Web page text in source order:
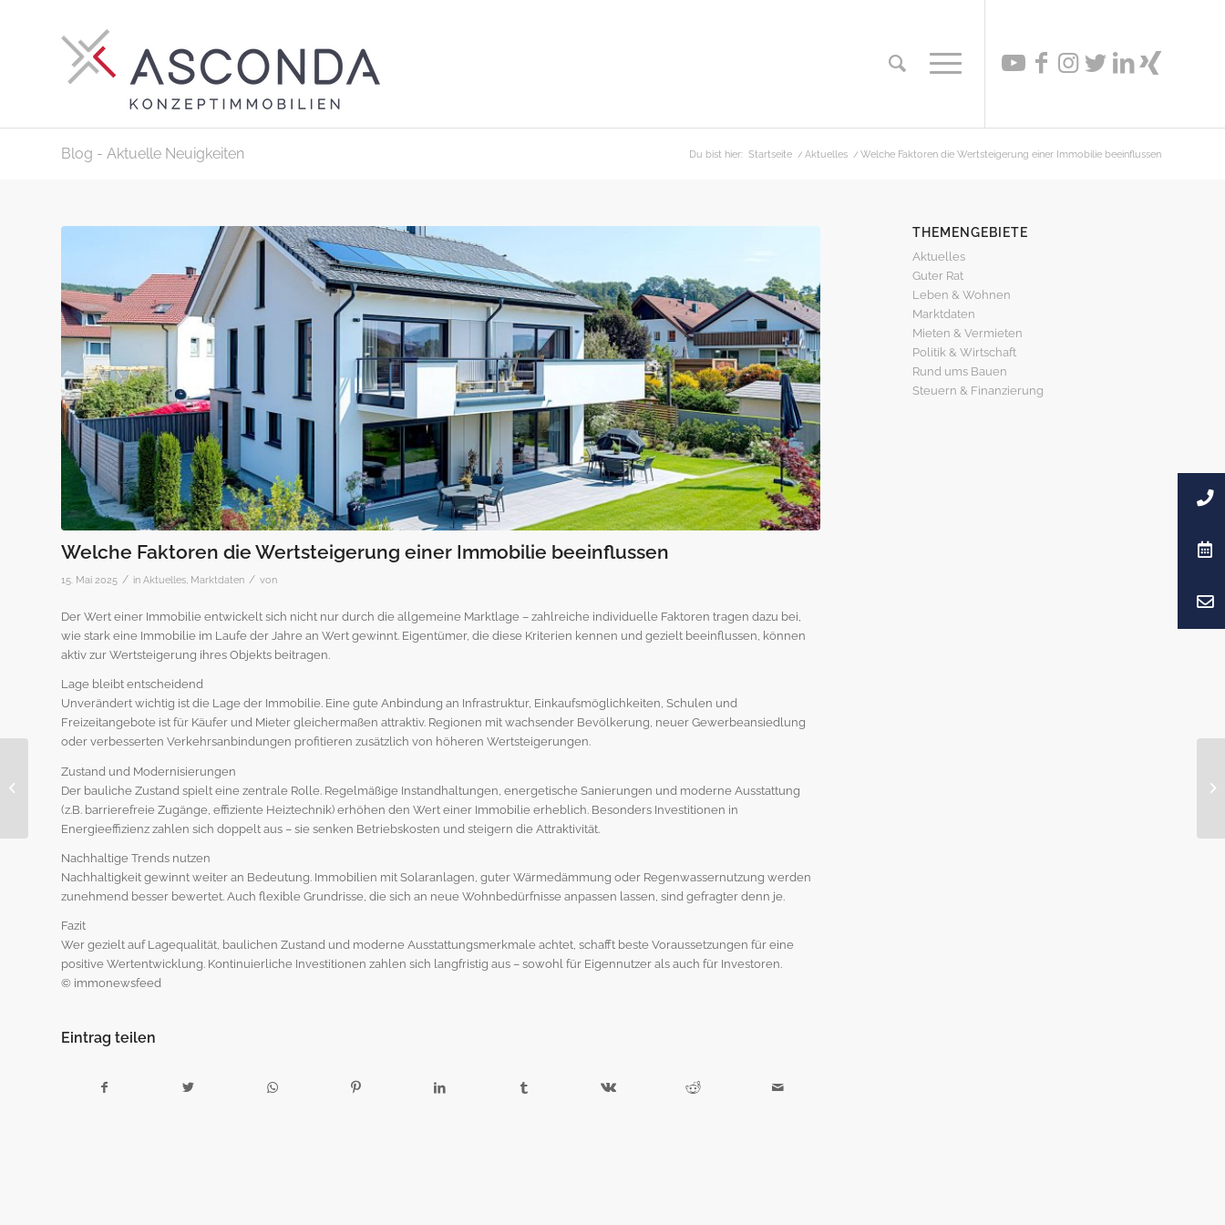
Blog - Aktuelle Neuigkeiten Du bist hier: Startseite / Aktuelles / Welche Faktoren die Wertsteigerung einer Immobilie beeinflussen
Welche Faktoren die Wertsteigerung einer Immobilie beeinflussen
15. Mai 2025 / in Aktuelles Marktdaten / von
Der Wert einer Immobilie entwickelt sich nicht nur durch die allgemeine Marktlage – zahlreiche individuelle Faktoren tragen dazu bei,
wie stark eine Immobilie im Laufe der Jahre an Wert gewinnt. Eigentümer, die diese Kriterien kennen und gezielt beeinflussen, können
aktiv zur Wertsteigerung ihres Objekts beitragen.
Lage bleibt entscheidend
Unverändert wichtig ist die Lage der Immobilie. Eine gute Anbindung an Infrastruktur, Einkaufsmöglichkeiten, Schulen und
Freizeitangebote ist für Käufer und Mieter gleichermaßen attraktiv. Regionen mit wachsender Bevölkerung, neuer Gewerbeansiedlung
oder verbesserten Verkehrsanbindungen profitieren zusätzlich von höheren Wertsteigerungen.
Zustand und Modernisierungen
Der bauliche Zustand spielt eine zentrale Rolle. Regelmäßige Instandhaltungen, energetische Sanierungen und moderne Ausstattung
(z.B. barrierefreie Zugänge, effiziente Heiztechnik) erhöhen den Wert einer Immobilie erheblich. Besonders Investitionen in
Energieeffizienz zahlen sich doppelt aus – sie senken Betriebskosten und steigern die Attraktivität.
Nachhaltige Trends nutzen
Nachhaltigkeit gewinnt weiter an Bedeutung. Immobilien mit Solaranlagen, guter Wärmedämmung oder Regenwassernutzung werden
zunehmend besser bewertet. Auch flexible Grundrisse, die sich an neue Wohnbedürfnisse anpassen lassen, sind gefragter denn je.
Fazit
Wer gezielt auf Lagequalität, baulichen Zustand und moderne Ausstattungsmerkmale achtet, schafft beste Voraussetzungen für eine
positive Wertentwicklung. Kontinuierliche Investitionen zahlen sich langfristig aus – sowohl für Eigennutzer als auch für Investoren.
© immonewsfeed
Eintrag teilen
THEMENGEBIETE
Aktuelles
Guter Rat
Leben & Wohnen
Marktdaten
Mieten & Vermieten
Politik & Wirtschaft
Rund ums Bauen
Steuern & Finanzierung